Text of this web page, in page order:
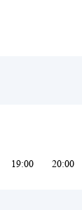
19:00 20:00